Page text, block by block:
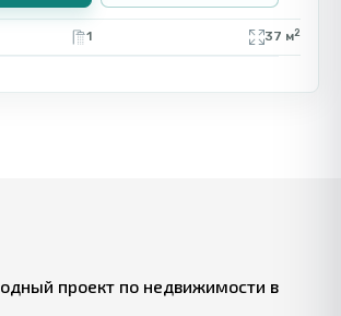
1 37 м2
проект по недвижимости в